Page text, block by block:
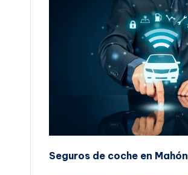
Seguros de coche en Mahón